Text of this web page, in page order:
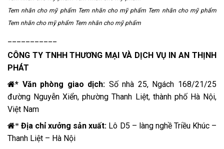
Tem nhãn cho mỹ phẩm Tem nhãn cho mỹ phẩm Tem nhãn cho mỹ phẩm
Tem nhãn cho mỹ phẩm Tem nhãn cho mỹ phẩm
CÔNG TY TNHH THƯƠNG MẠI VÀ DỊCH VỤ IN AN THỊNH
PHÁT
* Văn phòng giao dịch: Số nhà 25, Ngách 168/21/25
đường Nguyễn Xiển, phường Thanh Liệt, thành phố Hà Nội,
Việt Nam
* Địa chỉ xưởng sản xuất: Lô D5 – làng nghề Triều Khúc –
Thanh Liệt – Hà Nội